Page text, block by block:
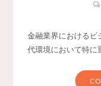
金融業界におけるビ
代環境において特に